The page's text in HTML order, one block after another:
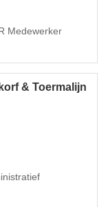
Medewerker
& Toermalijn